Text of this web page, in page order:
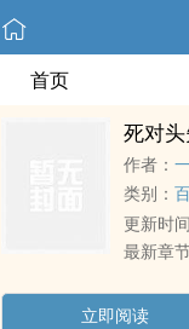
首页
死对
作者：
类别：
更新时
最新章
立即阅读